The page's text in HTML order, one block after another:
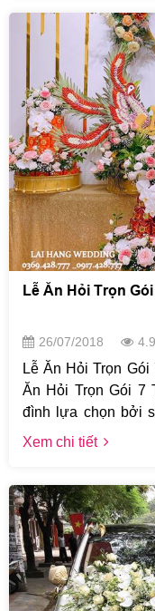
khách.
Lễ Ăn Hỏi Trọn
26/07/2018
Lễ Ăn Hỏi Trọn
Ăn Hỏi Trọn Gói 7
đình lựa chọn bởi
hợp lý. Chỉ với
Xem chi tiết